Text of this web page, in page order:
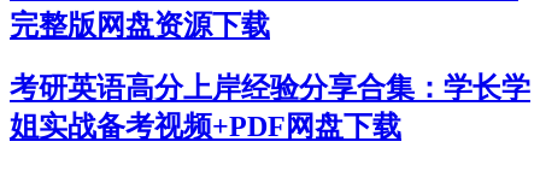
完整版网盘资源下载
考研英语高分上岸经验分享合集：学长学
姐实战备考视频+PDF网盘下载